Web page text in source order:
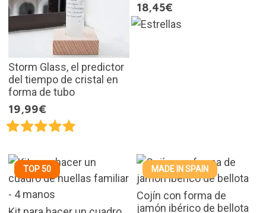
Storm Glass, el predictor
del tiempo de cristal en
forma de tubo
19,99€
18,45€
TOP 50 MADE IN SPAIN
Cojín con forma de
jamón ibérico de bellota